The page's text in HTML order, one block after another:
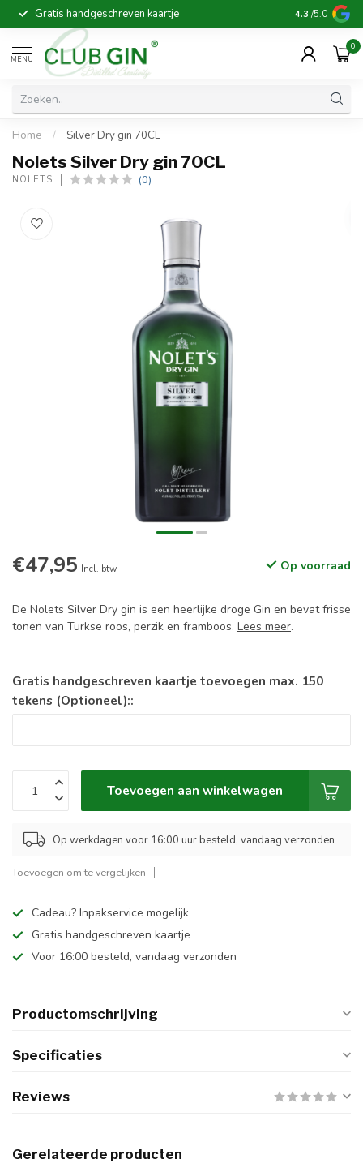
Gratis handgeschreven kaartje Voor 16:00
4.3 /5.0
MENU
0
Home / Silver Dry gin 70CL
Nolets Silver Dry gin 70CL
NOLETS (0)
€47,95 Incl. btw Op voorraad
De Nolets Silver Dry gin is een heerlijke droge Gin en bevat frisse
tonen van Turkse roos, perzik en framboos. Lees meer.
Gratis handgeschreven kaartje toevoegen max. 150
tekens (Optioneel)::
Toevoegen aan winkelwagen
Op werkdagen voor 16:00 uur besteld, vandaag verzonden
Toevoegen om te vergelijken
Cadeau? Inpakservice mogelijk
Gratis handgeschreven kaartje
Voor 16:00 besteld, vandaag verzonden
Productomschrijving
Specificaties
Reviews
Gerelateerde producten